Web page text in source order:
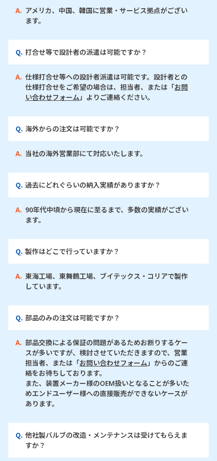
A. アメリカ、中国、韓国に営業・サービス拠点がござい
ます。
Q. 打合せ等で設計者の派遣は可能ですか？
A. 仕様打合せ等への設計者派遣は可能です。設計者との
仕様打合せをご希望の場合は、担当者、または「お問
い合わせフォーム」よりご連絡ください。
Q. 海外からの注文は可能ですか？
A. 当社の海外営業部にて対応いたします。
Q. 過去にどれぐらいの納入実績がありますか？
A. 90年代中頃から現在に至るまで、多数の実績がござい
ます。
Q. 製作はどこで行っていますか？
A. 東海工場、東舞鶴工場、ブイテックス・コリアで製作
しています。
Q. 部品のみの注文は可能ですか？
A. 部品交換による保証の問題があるためお断りするケー
スが多いですが、検討させていただきますので、営業
担当者、または「お問い合わせフォーム」からのご連
絡をお待ちしております。
また、装置メーカー様のOEM扱いとなることが多いた
めエンドユーザー様への直接販売ができないケースが
あります。
Q. 他社製バルブの改造・メンテナンスは受けてもらえま
すか？